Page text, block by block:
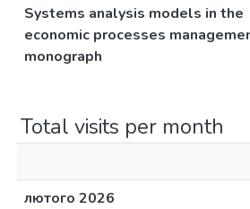
Systems analysis models in the
economic processes
monograph
Total visits per month
лютого 2026